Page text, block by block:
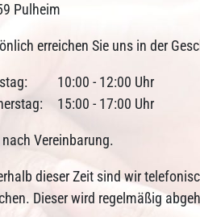
Pulheim
erreichen Sie uns in der
10:00 - 12:00 Uhr
15:00 - 17:00 Uhr
Vereinbarung.
dieser Zeit sind wir
Dieser wird regelmäßig